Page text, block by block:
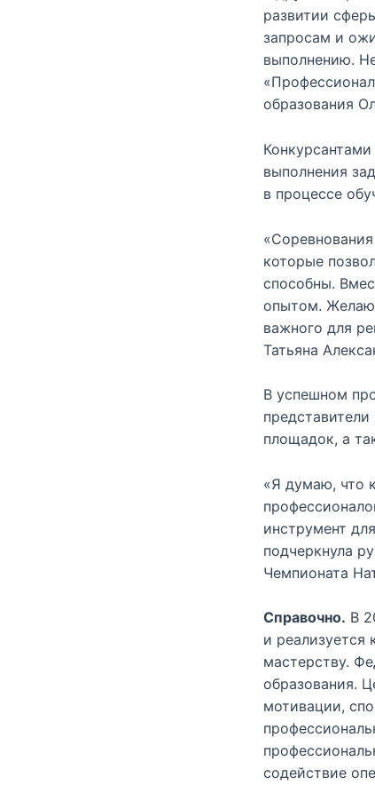
развитии
запросам и
выполнению.
образования
выполнения
в процессе
которые
способны.
опытом. Желаю
важного для
Татьяна
В успешном
площадок, а
«Я думаю, что
инструмент
подчеркнула
Чемпионата
Справочно. В
и реализуется
мастерству.
образования.
мотивации,
содействие